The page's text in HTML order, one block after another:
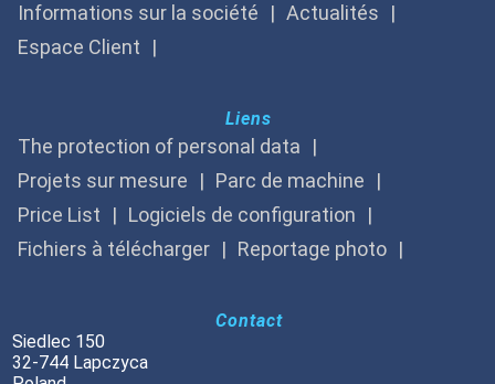
Informations sur la société
Actualités
Espace Client
Liens
The protection of personal data
Projets sur mesure
Parc de machine
Price List
Logiciels de configuration
Fichiers à télécharger
Reportage photo
Contact
Siedlec 150
32-744 Lapczyca